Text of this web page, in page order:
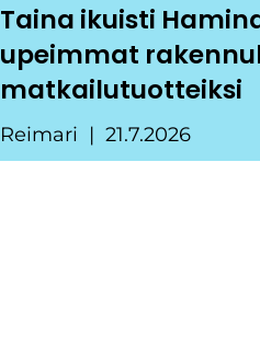
Taina ikuisti
upeimmat
matkailutuotteiksi
Reimari 21.7.2026